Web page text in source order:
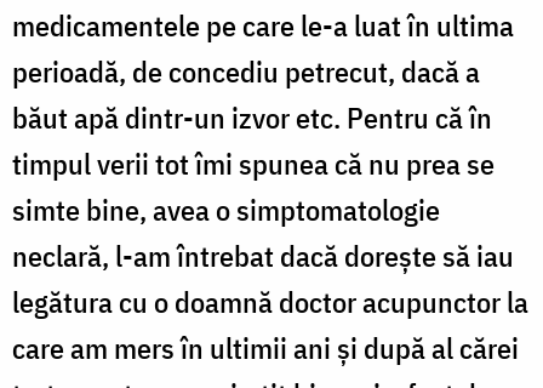
medicamentele pe care le-a luat în ultima
perioadă, de concediu petrecut, dacă a
băut apă dintr-un izvor etc. Pentru că în
timpul verii tot îmi spunea că nu prea se
simte bine, avea o simptomatologie
neclară, l-am întrebat dacă dorește să iau
legătura cu o doamnă doctor acupunctor la
care am mers în ultimii ani și după al cărei